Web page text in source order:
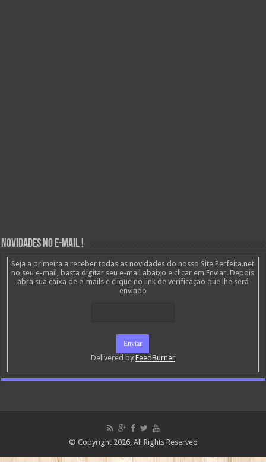
Novidades no E-mail !
Seja a primeira a receber todas as novidades do nosso Site Perfeita.net
no seu e-mail, basta digitar seu e-mail abaixo e clicar em Enviar. Depois
abra sua caixa de e-mails e clique no link de verificação que lhe será
enviado
Delivered by FeedBurner
© Copyright 2026, All Rights Reserved